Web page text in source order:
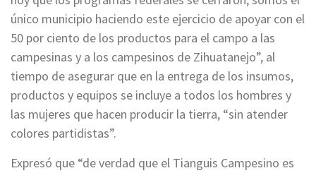
único municipio haciendo este ejercicio de apoyar con el
50 por ciento de los productos para el campo a las
campesinas y a los campesinos de Zihuatanejo”, al
tiempo de asegurar que en la entrega de los insumos,
productos y equipos se incluye a todos los hombres y
las mujeres que hacen producir la tierra, “sin atender
colores partidistas”.
Expresó que “de verdad que el Tianguis Campesino es